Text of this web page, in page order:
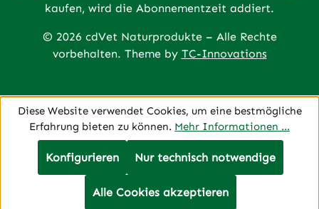
kaufen, wird die Abonnementzeit addiert.
© 2026 cdVet Naturprodukte – Alle Rechte
vorbehalten. Theme by TC-Innovations
Diese Website verwendet Cookies, um eine bestmögliche
Erfahrung bieten zu können. Mehr Informationen ...
Nur technisch notwendige
Konfigurieren
Alle Cookies akzeptieren